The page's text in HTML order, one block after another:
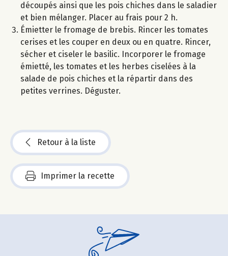
découpés ainsi que les pois chiches dans le saladier
et bien mélanger. Placer au frais pour 2 h.
Émietter le fromage de brebis. Rincer les tomates
cerises et les couper en deux ou en quatre. Rincer,
sécher et ciseler le basilic. Incorporer le fromage
émietté, les tomates et les herbes ciselées à la
salade de pois chiches et la répartir dans des
petites verrines. Déguster.
Retour à la liste
Imprimer la recette